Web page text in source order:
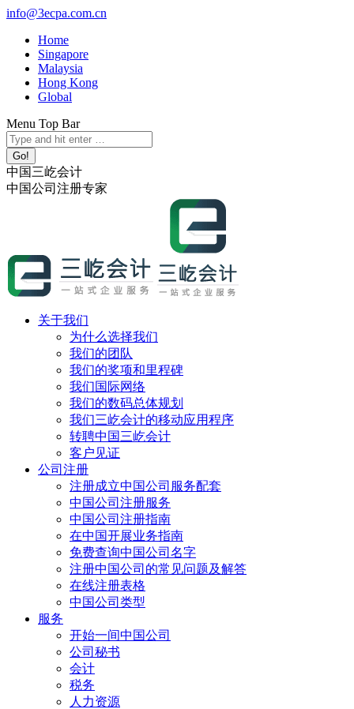
跳
info@3ecpa.com.cn
Home
Singapore
Malaysia
Hong Kong
Global
Menu Top Bar
X
page
opens
in
new
YouTube
page
opens
in
new
Linkedin
page
opens
in
new
Instagram
page
opens
in
new
Search:
中国三屹会计
中国公司注册专家
关于我们
为什么选择我们
我们的团队
我们的奖项和里程碑
我们国际网络
我们的数码总体规划
我们三屹会计的移动应用程序
转聘中国三屹会计
客户见证
公司注册
注册成立中国公司服务配套
中国公司注册服务
中国公司注册指南
在中国开展业务指南
免费查询中国公司名字
注册中国公司的常见问题及解答
在线注册表格
中国公司类型
服务
开始一间中国公司
公司秘书
会计
税务
人力资源